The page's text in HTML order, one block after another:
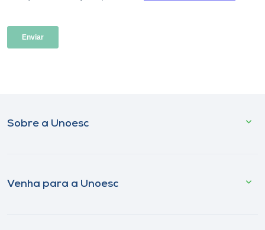
Sobre a Unoesc
Venha para a Unoesc